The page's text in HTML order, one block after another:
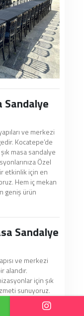
Sandalye
ve merkezi
Kocatepe’de
masa sandalye
Özel
etkinlik için en
Hem iç mekan
geniş ürün
Sandalye
ve merkezi
alandır.
için şık
sunuyoruz.
Çözümler!"
sandalye